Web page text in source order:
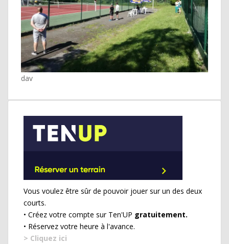
dav
Vous voulez être sûr de pouvoir jouer sur un des deux
courts.
• Créez votre compte sur Ten'UP gratuitement.
• Réservez votre heure à l'avance.
> Cliquez ici